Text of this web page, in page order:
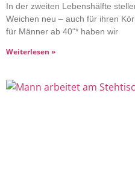
In der zweiten Lebenshälfte
Weichen neu – auch für ihren
für Männer ab 40“* haben wir
Weiterlesen »